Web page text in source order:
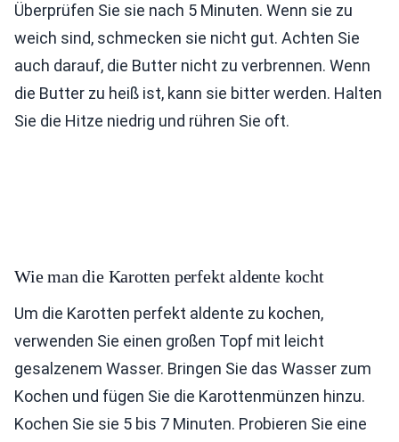
Überprüfen Sie sie nach 5 Minuten. Wenn sie zu
weich sind, schmecken sie nicht gut. Achten Sie
auch darauf, die Butter nicht zu verbrennen. Wenn
die Butter zu heiß ist, kann sie bitter werden. Halten
Sie die Hitze niedrig und rühren Sie oft.
Wie man die Karotten perfekt aldente kocht
Um die Karotten perfekt aldente zu kochen,
verwenden Sie einen großen Topf mit leicht
gesalzenem Wasser. Bringen Sie das Wasser zum
Kochen und fügen Sie die Karottenmünzen hinzu.
Kochen Sie sie 5 bis 7 Minuten. Probieren Sie eine